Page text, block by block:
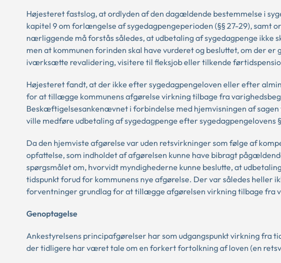
Højesteret fastslog, at ordlyden af den dagældende bestemmelse i
kapitel 9 om forlængelse af sygedagpengeperioden (§§ 27-29), samt
nærliggende må forstås således, at udbetaling af sygedagpenge ikke
men at kommunen forinden skal have vurderet og besluttet, om der
iværksætte revalidering, visitere til fleksjob eller tilkende
Højesteret fandt, at der ikke efter sygedagpengeloven eller efter
for at tillægge kommunens afgørelse virkning tilbage fra
Beskæftigelsesankenævnet i forbindelse med hjemvisningen af
ville medføre udbetaling af sygedagpenge efter sygedagpengelovens
Da den hjemviste afgørelse var uden retsvirkninger som følge af
opfattelse, som indholdet af afgørelsen kunne have bibragt
spørgsmålet om, hvorvidt myndighederne kunne beslutte, at
tidspunkt forud for kommunens nye afgørelse. Der var således heller
forventninger grundlag for at tillægge afgørelsen virkning tilbage fra
Genoptagelse
Ankestyrelsens principafgørelser har som udgangspunkt virkning fra
der tidligere har været tale om en forkert fortolkning af loven (en